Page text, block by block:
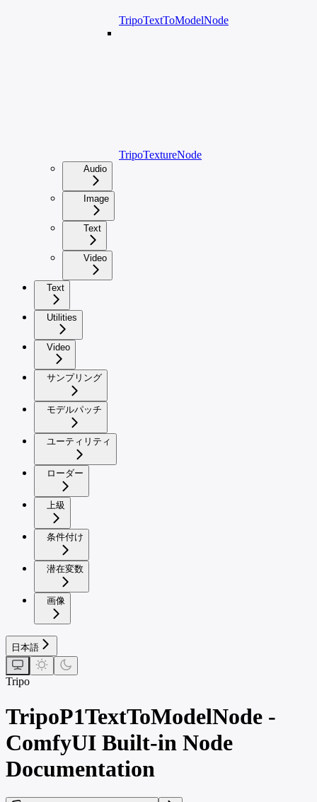
TripoTextToModelNode
TripoTextureNode
Audio
Image
Text
Video
Text
Utilities
Video
サンプリング
モデルパッチ
ユーティリティ
ローダー
上級
条件付け
潜在変数
画像
日本語
Tripo
TripoP1TextToModelNode -
ComfyUI Built-in Node
Documentation